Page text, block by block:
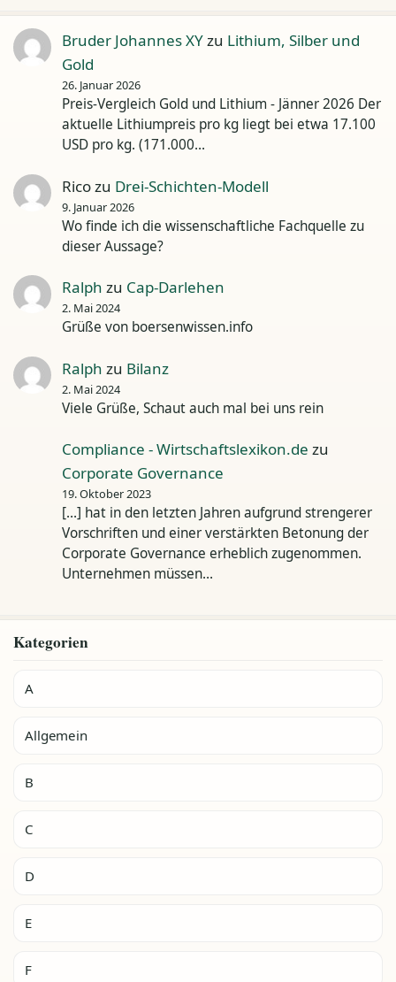
Bruder Johannes XYzu Lithium, Silber und
Gold
26. Januar 2026
Preis-Vergleich Gold und Lithium - Jänner 2026 Der
aktuelle Lithiumpreis pro kg liegt bei etwa 17.100
USD pro kg. (171.000…
Rico zu Drei-Schichten-Modell
9. Januar 2026
Wo finde ich die wissenschaftliche Fachquelle zu
dieser Aussage?
Ralph zu Cap-Darlehen
2. Mai 2024
Grüße von boersenwissen.info
Ralph zu Bilanz
2. Mai 2024
Viele Grüße, Schaut auch mal bei uns rein
Compliance - Wirtschaftslexikon.de zu
Corporate Governance
19. Oktober 2023
[…] hat in den letzten Jahren aufgrund strengerer
Vorschriften und einer verstärkten Betonung der
Corporate Governance erheblich zugenommen.
Unternehmen müssen…
Kategorien
A
Allgemein
B
C
D
E
F